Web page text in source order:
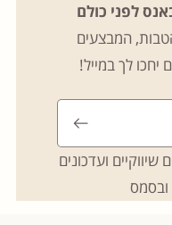
לפני כולם
המבצעים
יחכו לך במייל!
ועדכונים
ובסמס